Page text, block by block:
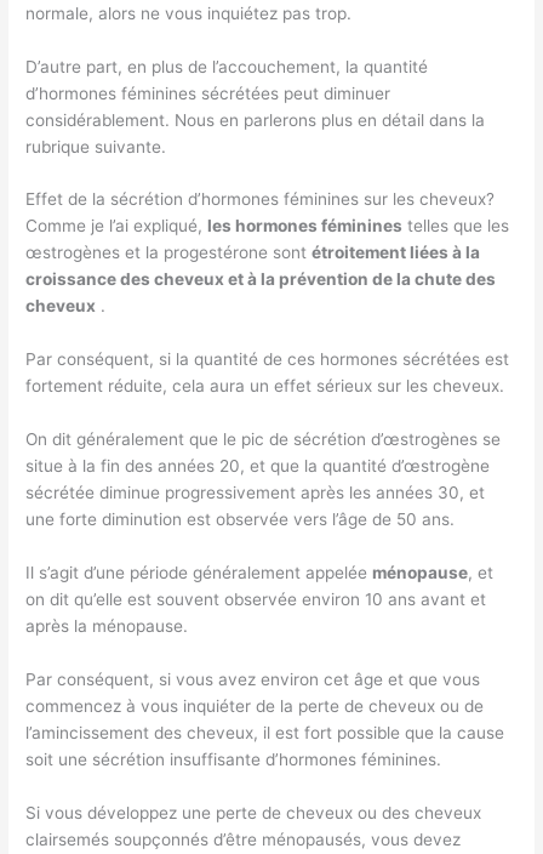
normale, alors ne vous inquiétez pas trop.
D’autre part, en plus de l’accouchement, la quantité
d’hormones féminines sécrétées peut diminuer
considérablement. Nous en parlerons plus en détail dans la
rubrique suivante.
Effet de la sécrétion d’hormones féminines sur les cheveux?
Comme je l’ai expliqué, les hormones féminines telles que les
œstrogènes et la progestérone sontétroitement liées à la
croissance des cheveux et à la prévention de la chute des
cheveux .
Par conséquent, si la quantité de ces hormones sécrétées est
fortement réduite, cela aura un effet sérieux sur les cheveux.
On dit généralement que le pic de sécrétion d’œstrogènes se
situe à la fin des années 20, et que la quantité d’œstrogène
sécrétée diminue progressivement après les années 30, et
une forte diminution est observée vers l’âge de 50 ans.
Il s’agit d’une période généralement appelée ménopause, et
on dit qu’elle est souvent observée environ 10 ans avant et
après la ménopause.
Par conséquent, si vous avez environ cet âge et que vous
commencez à vous inquiéter de la perte de cheveux ou de
l’amincissement des cheveux, il est fort possible que la cause
soit une sécrétion insuffisante d’hormones féminines.
Si vous développez une perte de cheveux ou des cheveux
clairsemés soupçonnés d’être ménopausés, vous devez